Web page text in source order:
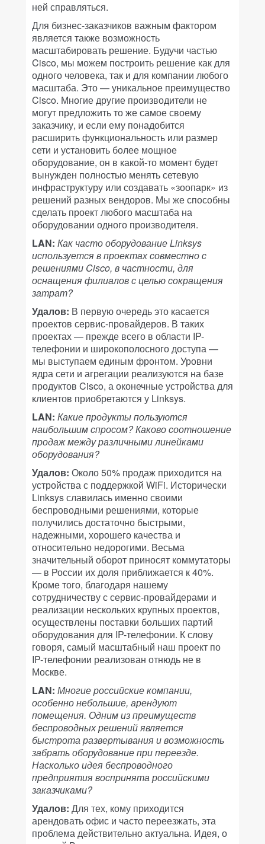
ней справляться.
Для бизнес-заказчиков важным фактором
является также возможность
масштабировать решение. Будучи частью
Cisco, мы можем построить решение как для
одного человека, так и для компании любого
масштаба. Это — уникальное преимущество
Cisco. Многие другие производители не
могут предложить то же самое своему
заказчику, и если ему понадобится
расширить функциональность или размер
сети и установить более мощное
оборудование, он в какой-то момент будет
вынужден полностью менять сетевую
инфраструктуру или создавать «зоопарк» из
решений разных вендоров. Мы же способны
сделать проект любого масштаба на
оборудовании одного производителя.
LAN: Как часто оборудование Linksys
используется в проектах совместно с
решениями Cisco, в частности, для
оснащения филиалов с целью сокращения
затрат?
Удалов: В первую очередь это касается
проектов сервис-провайдеров. В таких
проектах — прежде всего в области IP-
телефонии и широкополосного доступа —
мы выступаем единым фронтом. Уровни
ядра сети и агрегации реализуются на базе
продуктов Cisco, а оконечные устройства для
клиентов приобретаются у Linksys.
LAN: Какие продукты пользуются
наибольшим спросом? Каково соотношение
продаж между различными линейками
оборудования?
Удалов: Около 50% продаж приходится на
устройства с поддержкой WiFi. Исторически
Linksys славилась именно своими
беспроводными решениями, которые
получились достаточно быстрыми,
надежными, хорошего качества и
относительно недорогими. Весьма
значительный оборот приносят коммутаторы
— в России их доля приближается к 40%.
Кроме того, благодаря нашему
сотрудничеству с сервис-провайдерами и
реализации нескольких крупных проектов,
осуществлены поставки больших партий
оборудования для IP-телефонии. К слову
говоря, самый масштабный наш проект по
IP-телефонии реализован отнюдь не в
Москве.
LAN: Многие российские компании,
особенно небольшие, арендуют
помещения. Одним из преимуществ
беспроводных решений является
быстрота развертывания и возможность
забрать оборудование при переезде.
Насколько идея беспроводного
предприятия воспринята российскими
заказчиками?
Удалов: Для тех, кому приходится
арендовать офис и часто переезжать, эта
проблема действительно актуальна. Идея, о